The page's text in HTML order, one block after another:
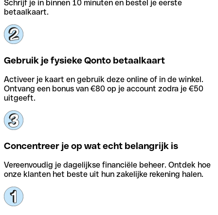
Schrijf je in binnen 10 minuten en bestel je eerste
betaalkaart.
Gebruik je fysieke Qonto betaalkaart
Activeer je kaart en gebruik deze online of in de winkel.
Ontvang een bonus van €80 op je account zodra je €50
uitgeeft.
Concentreer je op wat echt belangrijk is
Vereenvoudig je dagelijkse financiële beheer. Ontdek hoe
onze klanten het beste uit hun zakelijke rekening halen.